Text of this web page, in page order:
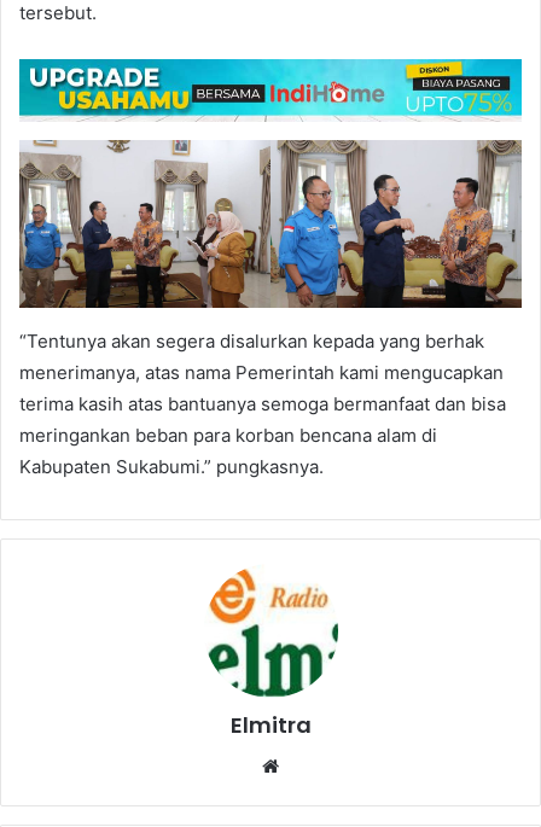
tersebut.
“Tentunya akan segera disalurkan kepada yang berhak
menerimanya, atas nama Pemerintah kami mengucapkan
terima kasih atas bantuanya semoga bermanfaat dan bisa
meringankan beban para korban bencana alam di
Kabupaten Sukabumi.” pungkasnya.
Elmitra
Website